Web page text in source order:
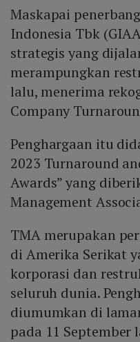
Maskapai
Indonesia Tbk
strategis yang
merampungkan
lalu, menerima
Company
Penghargaan itu
2023 Turnaround
Awards” yang
Management
TMA merupakan
di Amerika Serikat
korporasi dan
seluruh dunia.
diumumkan di
pada 11 September